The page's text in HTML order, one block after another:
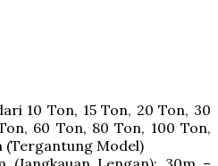
10 Ton, 15 Ton, 20 Ton, 30
60 Ton, 80 Ton, 100 Ton,
(Tergantung Model)